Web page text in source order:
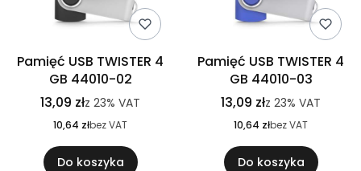
Pamięć USB TWISTER 4
GB 44010-02
13,09 złz 23% VAT
10,64 złbez VAT
Do koszyka
Pamięć USB TWISTER 4
GB 44010-03
13,09 złz 23% VAT
10,64 złbez VAT
Do koszyka